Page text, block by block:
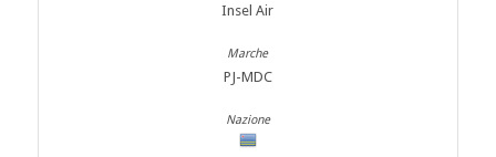
Insel Air
PJ-MDC